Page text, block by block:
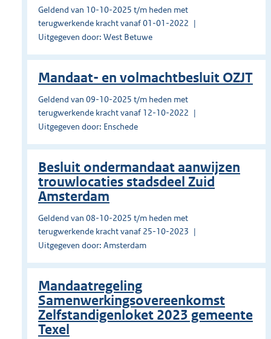
Geldend van 10-10-2025 t/m heden met
terugwerkende kracht vanaf 01-01-2022
Uitgegeven door: West Betuwe
Mandaat- en volmachtbesluit OZJT
Geldend van 09-10-2025 t/m heden met
terugwerkende kracht vanaf 12-10-2022
Uitgegeven door: Enschede
Besluit ondermandaat aanwijzen
trouwlocaties stadsdeel Zuid
Amsterdam
Geldend van 08-10-2025 t/m heden met
terugwerkende kracht vanaf 25-10-2023
Uitgegeven door: Amsterdam
Mandaatregeling
Samenwerkingsovereenkomst
Zelfstandigenloket 2023 gemeente
Texel